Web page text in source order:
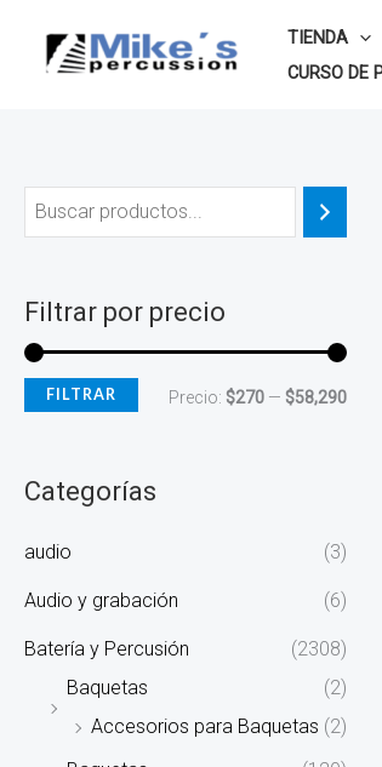
TIENDA
CURSO DE
Filtrar por precio
FILTRAR Precio: $270 — $58,290
Categorías
audio (3)
Audio y grabación (6)
Batería y Percusión
(2308)
Baquetas
(2)
Accesorios para Baquetas (2)